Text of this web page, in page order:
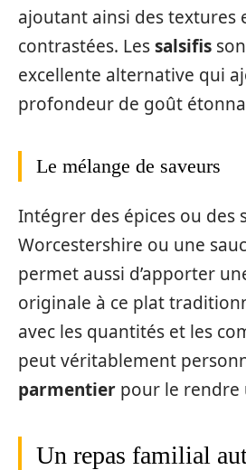
ajoutant ainsi des textures
contrastées. Lessalsifis
excellente alternative qui
profondeur de goût
Le mélange de saveurs
Intégrer des épices ou des
Worcestershire ou une
permet aussi d’apporter
originale à ce plat
avec les quantités et les
peut véritablement
parmentier pour le rendre
Un repas familial